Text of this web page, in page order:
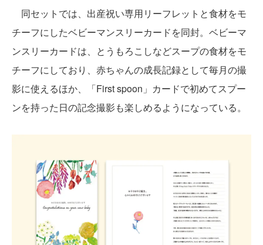
同セットでは、出産祝い専用リーフレットと食材をモ
チーフにしたベビーマンスリーカードを同封。ベビーマ
ンスリーカードは、とうもろこしなどスープの食材をモ
チーフにしており、赤ちゃんの成長記録として毎月の撮
影に使えるほか、「First spoon」カードで初めてスプー
ンを持った日の記念撮影も楽しめるようになっている。